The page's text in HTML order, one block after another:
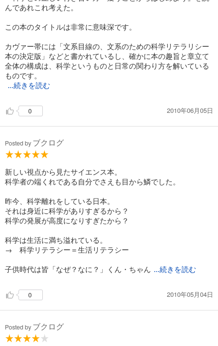
んであれこれ考えた。
この本のタイトルは非常に意味深です。
カヴァー帯には「文系目線の、文系のための科学リテラリシー
本の決定版」などと書かれているし、確かに本の趣旨と章立て
全体の構成は、科学というものと日常の関わり方を解いている
ものです。
...続きを読む
0 2010年06月05日
Posted by ブクログ
新しい視点から見たサイエンス本。
科学者の端くれである自分でさえも目から鱗でした。
昨今、科学離れをしている日本。
それは身近に科学がありすぎるから？
科学の発展が高度になりすぎたから？
科学は生活に満ち溢れている。
→ 科学リテラシー＝生活リテラシー
子供時代は皆「なぜ？なに？」くん・ちゃん ...続きを読む
0 2010年05月04日
Posted by ブクログ